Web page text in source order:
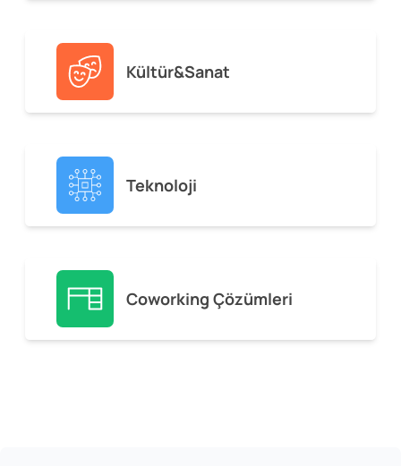
Kültür&Sanat
Teknoloji
Coworking Çözümleri